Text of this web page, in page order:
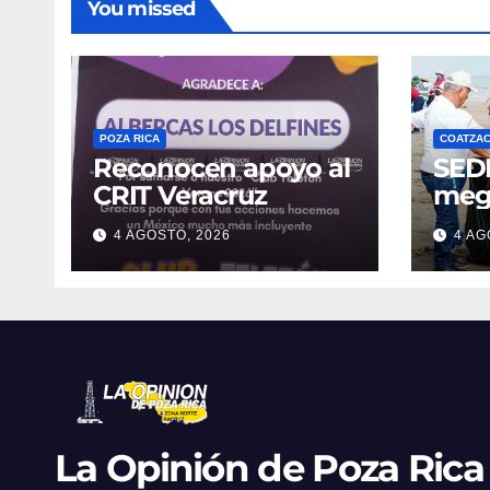
You missed
POZA RICA
Reconocen apoyo al
CRIT Veracruz
4 AGOSTO, 2026 4
La Opinión de Poza Rica